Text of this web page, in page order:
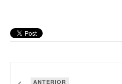
ANTERIOR